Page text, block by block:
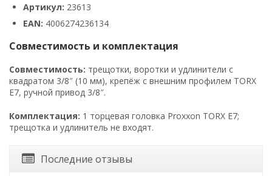
Артикул: 23613
EAN: 4006274236134
Совместимость и комплектация
Совместимость: трещотки, воротки и удлинители с
квадратом 3/8″ (10 мм), крепёж с внешним профилем TORX
E7, ручной привод 3/8″.
Комплектация: 1 торцевая головка Proxxon TORX E7;
трещотка и удлинитель не входят.
Последние отзывы